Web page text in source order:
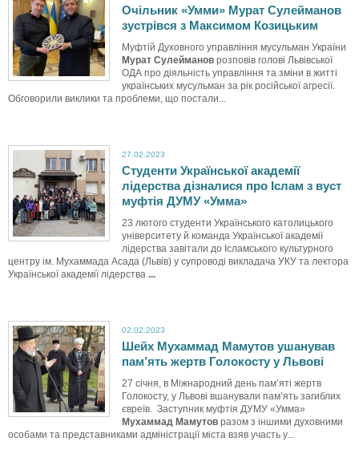
Очільник «Умми» Мурат Сулейманов
зустрівся з Максимом Козицьким
Муфтій Духовного управління мусульман України
Мурат Сулейманов розповів голові Львівської
ОДА про діяльність управління та зміни в житті
українських мусульман за рік російської агресії.
Обговорили виклики та проблеми, що постали...
27.02.2023
Студенти Української академії
лідерства дізналися про Іслам з вуст
муфтія ДУМУ «Умма»
23 лютого студенти Українського католицького
університету й команда Української академії
лідерства завітали до Ісламського культурного
центру ім. Мухаммада Асада (Львів) у супроводі викладача УКУ та лектора
Української академії лідерства ...
02.02.2023
Шейх Мухаммад Мамутов ушанував
пам’ять жертв Голокосту у Львові
27 січня, в Міжнародний день пам’яті жертв
Голокосту, у Львові вшанували пам’ять загиблих
євреїв. Заступник муфтія ДУМУ «Умма»
Мухаммад Мамутов разом з іншими духовними
особами та представниками адміністрації міста взяв участь у...